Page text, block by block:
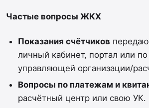
Частые вопросы ЖКХ
Показания счётчиков
личный кабинет, портал или
управляющей организации/
Вопросы по платежам и
расчётный центр или свою УК.